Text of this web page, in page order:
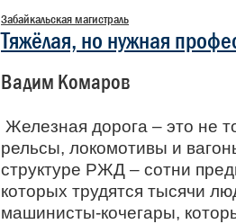
Забайкальская магистраль
Тяжёлая, но нужная
Вадим Комаров
Железная дорога – это не
рельсы, локомотивы и
структуре РЖД – сотни
которых трудятся тысячи
машинисты-кочегары,